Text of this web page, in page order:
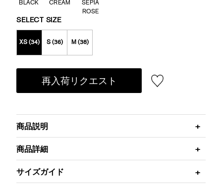
BLACK CREAM
SEPIA
ROSE
SELECT SIZE
XS (34) S (36) M (38)
再入荷リクエスト
商品説明
商品詳細
サイズガイド